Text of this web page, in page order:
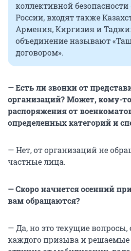
коллективной
России, входят также
Армения, Киргизия и
объединение называют
договором».
— Есть ли звонки от
организаций? Может, кому-
распоряжения от
определенных категорий и
— Нет, от организаций не
частные лица.
— Скоро начнется осенний
вам обращаются?
— Да, но это текущие
каждого призыва и решаемые